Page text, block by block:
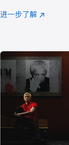
注
进一步了解 Apple
(在
口
中
打
开)